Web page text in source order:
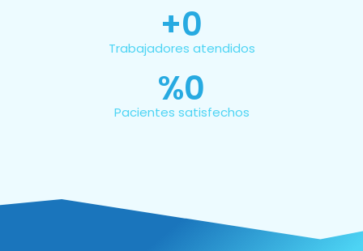
Trabajadores atendidos
+0
Pacientes satisfechos
%0